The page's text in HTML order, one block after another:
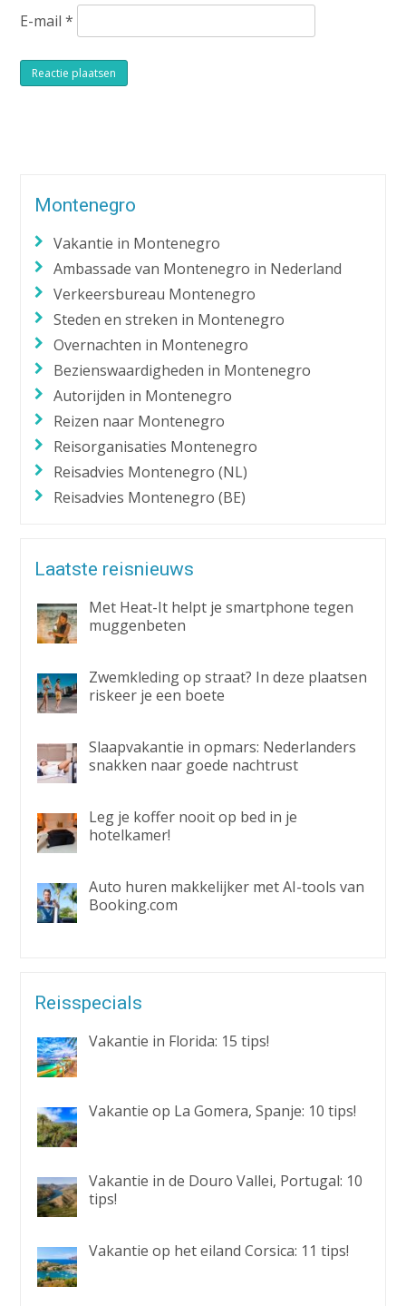
E-mail*
Montenegro
Vakantie in Montenegro
Ambassade van Montenegro in Nederland
Verkeersbureau Montenegro
Steden en streken in Montenegro
Overnachten in Montenegro
Bezienswaardigheden in Montenegro
Autorijden in Montenegro
Reizen naar Montenegro
Reisorganisaties Montenegro
Reisadvies Montenegro (NL)
Reisadvies Montenegro (BE)
Laatste reisnieuws
Met Heat-It helpt je smartphone tegen
muggenbeten
Zwemkleding op straat? In deze plaatsen
riskeer je een boete
Slaapvakantie in opmars: Nederlanders
snakken naar goede nachtrust
Leg je koffer nooit op bed in je
hotelkamer!
Auto huren makkelijker met AI-tools van
Booking.com
Reisspecials
Vakantie in Florida: 15 tips!
Vakantie op La Gomera, Spanje: 10 tips!
Vakantie in de Douro Vallei, Portugal: 10
tips!
Vakantie op het eiland Corsica: 11 tips!